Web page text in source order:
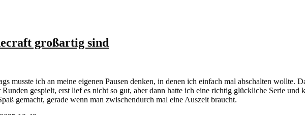
großartig sind
musste ich an meine eigenen Pausen denken, in denen ich einfach mal abschalten wollte.
gespielt, erst lief es nicht so gut, aber dann hatte ich eine richtig glückliche Serie
gemacht, gerade wenn man zwischendurch mal eine Auszeit braucht.